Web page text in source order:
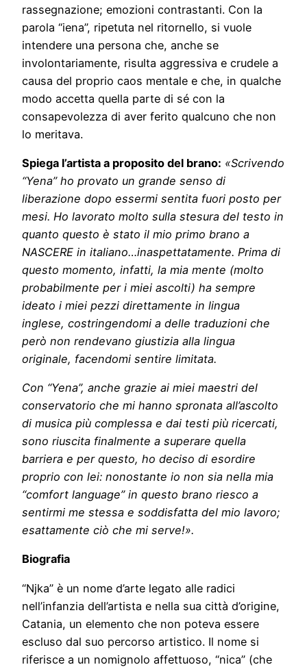
rassegnazione; emozioni contrastanti. Con la
parola “iena”, ripetuta nel ritornello, si vuole
intendere una persona che, anche se
involontariamente, risulta aggressiva e crudele a
causa del proprio caos mentale e che, in qualche
modo accetta quella parte di sé con la
consapevolezza di aver ferito qualcuno che non
lo meritava.
Spiega l’artista a proposito del brano: «Scrivendo
“Yena” ho provato un grande senso di
liberazione dopo essermi sentita fuori posto per
mesi. Ho lavorato molto sulla stesura del testo in
quanto questo è stato il mio primo brano a
NASCERE in italiano…inaspettatamente. Prima di
questo momento, infatti, la mia mente (molto
probabilmente per i miei ascolti) ha sempre
ideato i miei pezzi direttamente in lingua
inglese, costringendomi a delle traduzioni che
però non rendevano giustizia alla lingua
originale, facendomi sentire limitata.
Con “Yena”, anche grazie ai miei maestri del
conservatorio che mi hanno spronata all’ascolto
di musica più complessa e dai testi più ricercati,
sono riuscita finalmente a superare quella
barriera e per questo, ho deciso di esordire
proprio con lei: nonostante io non sia nella mia
“comfort language” in questo brano riesco a
sentirmi me stessa e soddisfatta del mio lavoro;
esattamente ciò che mi serve!».
Biografia
“Njka” è un nome d’arte legato alle radici
nell’infanzia dell’artista e nella sua città d’origine,
Catania, un elemento che non poteva essere
escluso dal suo percorso artistico. Il nome si
riferisce a un nomignolo affettuoso, “nica” (che